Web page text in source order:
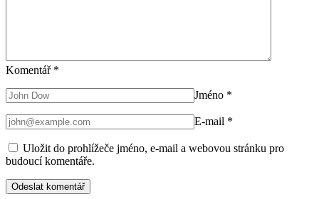
Komentář *
Jméno *
E-mail *
Uložit do prohlížeče jméno, e-mail a webovou stránku pro
budoucí komentáře.